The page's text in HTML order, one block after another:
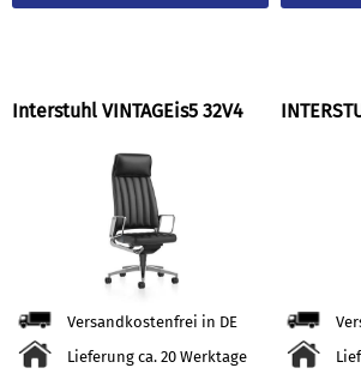
Interstuhl VINTAGEis5 32V4
Versandkostenfrei in DE
Lieferung ca. 20 Werktage